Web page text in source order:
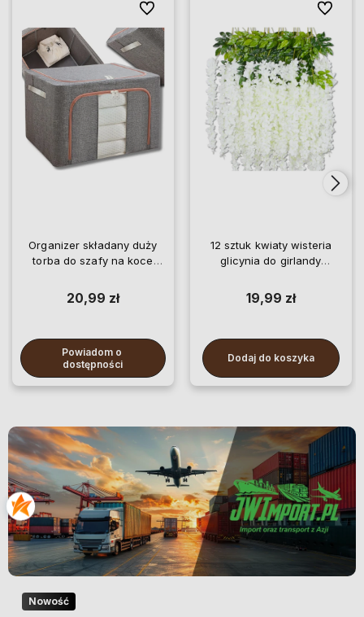
Organizer składany duży
torba do szafy na koce
20,99 zł
Powiadom o
dostępności
Do ulubionych
12 sztuk kwiaty wisteria
glicynia do girlandy
19,99 zł
Dodaj do koszyka
Do
Nowość